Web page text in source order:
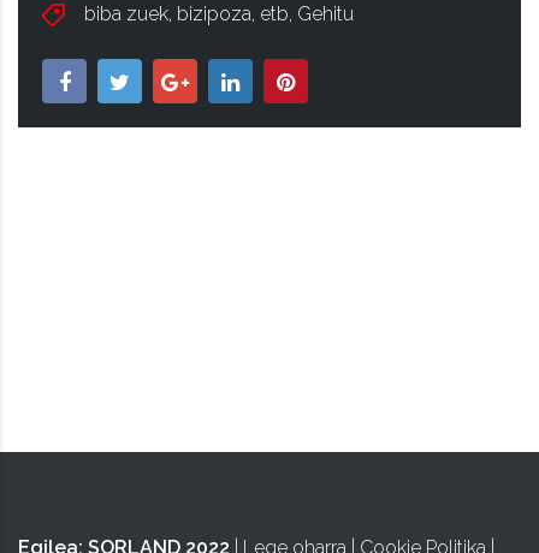
biba zuek, bizipoza, etb, Gehitu
Egilea: SORLAND 2022 Lege oharra Cookie Politika